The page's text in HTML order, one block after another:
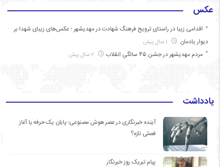
عکس
اقدامی زیبا در راستای ترویج فرهنگ شهادت در مهدیشهر ؛ عکس‌های زیبای شهدا بر
دیوار یادمان
مردم مهدیشهر در جشن ۴۵ سالگیِ انقلاب
یادداشت
آینده خبرنگاری در عصر هوش مصنوعی؛ پایان یک حرفه یا آغاز
فصلی تازه؟
پیام تبریک روز خبرنگار